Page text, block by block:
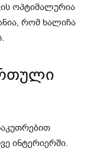
ოპტიმალურია
რომ ხალიჩა
ინტერიერში.